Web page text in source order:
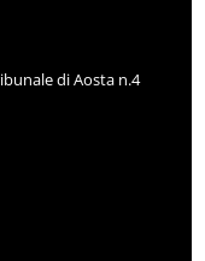
di Aosta n.4